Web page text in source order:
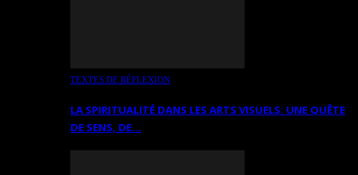
TEXTES DE RÉFLEXION
LA SPIRITUALITÉ DANS LES ARTS VISUELS: UNE QUÊTE
DE SENS, DE…